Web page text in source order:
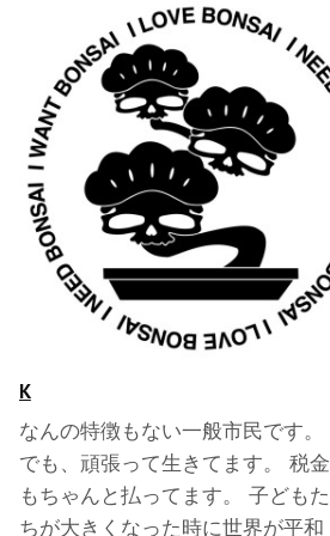
K
なんの特徴もない一般市民です。
でも、頑張って生きてます。 税金
もちゃんと払ってます。 子どもた
ちが大きくなった時に世界が平和